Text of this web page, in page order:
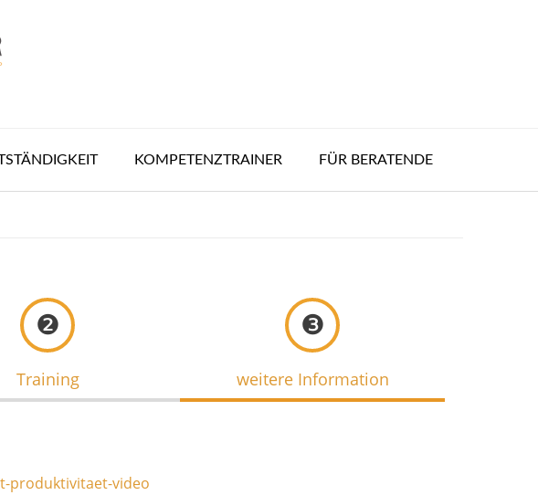
KOMPETENZTRAINER FÜR BERATENDE
❷
Training
❸
weitere Information
produktivitaet-video